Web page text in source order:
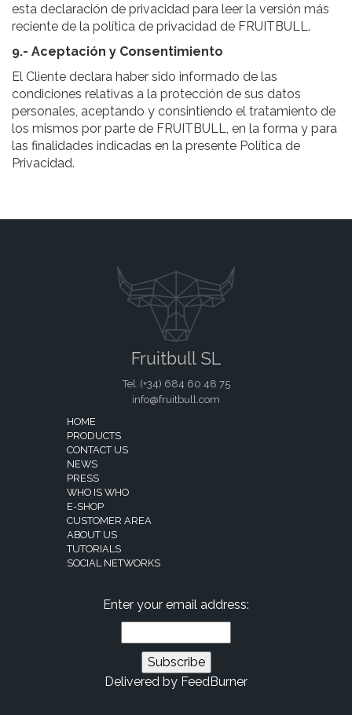
esta declaración de privacidad para leer la versión más
reciente de la política de privacidad de FRUITBULL.
9.- Aceptación y Consentimiento
El Cliente declara haber sido informado de las
condiciones relativas a la protección de sus datos
personales, aceptando y consintiendo el tratamiento de
los mismos por parte de FRUITBULL, en la forma y para
las finalidades indicadas en la presente Política de
Privacidad.
Fruitbull SL
Tel. (+34) 684 60 48 75
info@fruitbull.com
HOME
PRODUCTS
CONTACT US
NEWS
PRESS
WHO IS WHO
E-SHOP
CUSTOMER AREA
ABOUT US
TUTORIALS
SOCIAL NETWORKS
Enter your email address:
Delivered by FeedBurner